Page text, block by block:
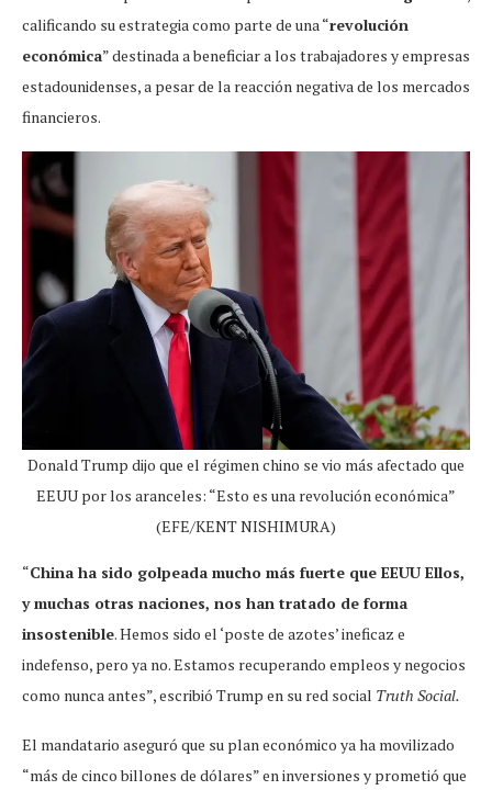
calificando su estrategia como parte de una “revolución
económica” destinada a beneficiar a los trabajadores y empresas
estadounidenses, a pesar de la reacción negativa de los mercados
financieros.
Donald Trump dijo que el régimen chino se vio más afectado que
EEUU por los aranceles: “Esto es una revolución económica”
(EFE/KENT NISHIMURA)
“China ha sido golpeada mucho más fuerte que EEUU Ellos,
y muchas otras naciones, nos han tratado de forma
insostenible. Hemos sido el ‘poste de azotes’ ineficaz e
indefenso, pero ya no. Estamos recuperando empleos y negocios
como nunca antes”, escribió Trump en su red social Truth Social.
El mandatario aseguró que su plan económico ya ha movilizado
“más de cinco billones de dólares” en inversiones y prometió que